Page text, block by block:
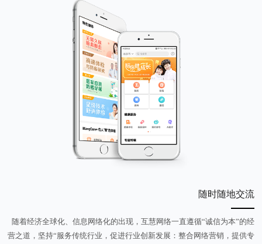
随时随地交流
随着经济全球化、信息网络化的出现，互慧网络一直遵循“诚信为本”的经
营之道，坚持“服务传统行业，促进行业创新发展：整合网络营销，提供专